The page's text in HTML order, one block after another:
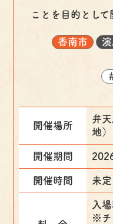
ことを目的として
香南市
開催場所
弁
地）
開催期間
開催時間 未定
入
※チ